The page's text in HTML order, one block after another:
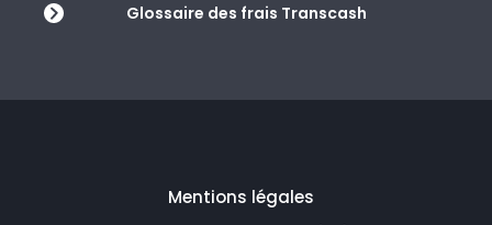
Glossaire des frais Transcash
Mentions légales